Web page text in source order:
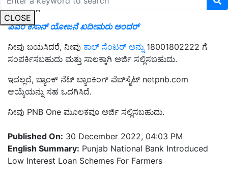
CLOSE
ಅರ್ಜಿ ಸಲ್ಲಿಸಬಹುದು.
ಪಿಎಂ ಕಿಸಾನ್‌ ಯೋಜನೆ ಖದೀಮರು ಅಂದರ್‌
ನೀವು ಬಯಸಿದರೆ, ನೀವು ಕಾಲ್ ಸೆಂಟರ್ ಅನ್ನು18001802222 ಗೆ
ಸಂಪರ್ಕಿಸಬಹುದು ಮತ್ತು ಸಾಲಕ್ಕಾಗಿ ಅರ್ಜಿ ಸಲ್ಲಿಸಬಹುದು.
ಇದಲ್ಲದೆ, ಬ್ಯಾಂಕ್ ನೆಟ್ ಬ್ಯಾಂಕಿಂಗ್ ವೆಬ್‌ಸೈಟ್ netpnb.com
ಆಯ್ಕೆಯನ್ನು ಸಹ ಒದಗಿಸಿದೆ.
ನೀವು PNB One ಮೂಲಕವೂ ಅರ್ಜಿ ಸಲ್ಲಿಸಬಹುದು.
Published On: 30 December 2022, 04:03 PM
English Summary: Punjab National Bank Introduced
Low Interest Loan Schemes For Farmers